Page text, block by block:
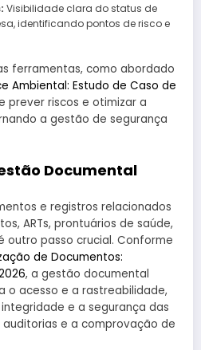
Visibilidade clara do status de
identificando pontos de risco e
ferramentas, como abordado
Ambiental: Estudo de Caso de
prever riscos e otimizar a
a gestão de segurança
Documental
e registros relacionados
ARTs, prontuários de saúde,
outro passo crucial. Conforme
de Documentos:
, a gestão documental
o acesso e a rastreabilidade,
e a segurança das
e a comprovação de